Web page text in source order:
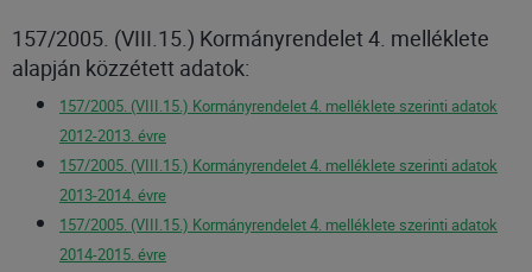
157/2005. (VIII.15.) Kormányrendelet 4. melléklete
alapján közzétett adatok:
157/2005. (VIII.15.) Kormányrendelet 4. melléklete szerinti adatok
2012-2013. évre
157/2005. (VIII.15.) Kormányrendelet 4. melléklete szerinti adatok
2013-2014. évre
157/2005. (VIII.15.) Kormányrendelet 4. melléklete szerinti adatok
2014-2015. évre